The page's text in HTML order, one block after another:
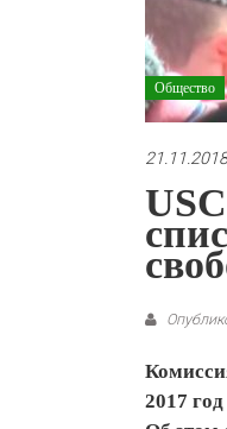
Общество
21.11.2018
2017